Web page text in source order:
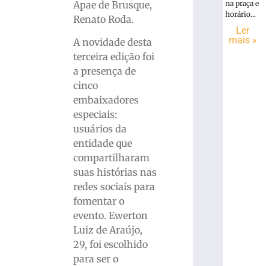
Apae de Brusque,
Renato Roda.
A novidade desta
terceira edição foi
a presença de
cinco
embaixadores
especiais:
usuários da
entidade que
compartilharam
suas histórias nas
redes sociais para
fomentar o
evento. Ewerton
Luiz de Araújo,
29, foi escolhido
para ser o
na praça e
horário...
Ler
mais »